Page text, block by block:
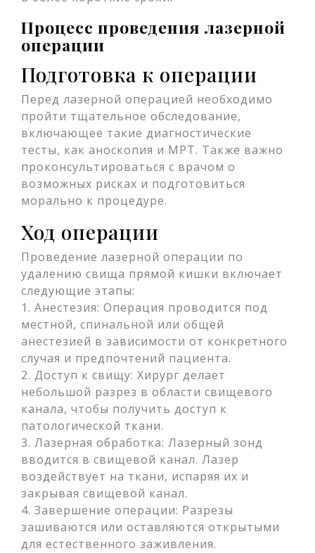
Процесс проведения лазерной
операции
Подготовка к операции
Перед лазерной операцией необходимо
пройти тщательное обследование,
включающее такие диагностические
тесты, как аноскопия и МРТ. Также важно
проконсультироваться с врачом о
возможных рисках и подготовиться
морально к процедуре.
Ход операции
Проведение лазерной операции по
удалению свища прямой кишки включает
следующие этапы:
1. Анестезия: Операция проводится под
местной, спинальной или общей
анестезией в зависимости от конкретного
случая и предпочтений пациента.
2. Доступ к свищу: Хирург делает
небольшой разрез в области свищевого
канала, чтобы получить доступ к
патологической ткани.
3. Лазерная обработка: Лазерный зонд
вводится в свищевой канал. Лазер
воздействует на ткани, испаряя их и
закрывая свищевой канал.
4. Завершение операции: Разрезы
зашиваются или оставляются открытыми
для естественного заживления.